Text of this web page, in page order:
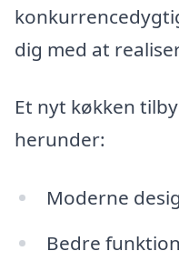
dig med at
Et nyt køkken
herunder:
Moderne
Bedre